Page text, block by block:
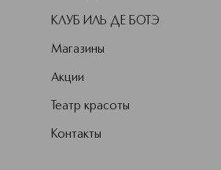
КЛУБ ИЛЬ ДЕ БОТЭ
Магазины
Акции
Театр красоты
Контакты